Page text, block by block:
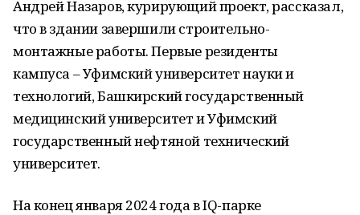
Андрей Назаров, курирующий проект, рассказал,
что в здании завершили строительно-
монтажные работы. Первые резиденты
кампуса – Уфимский университет науки и
технологий, Башкирский государственный
медицинский университет и Уфимский
государственный нефтяной технический
университет.
На конец января 2024 года в IQ-парке